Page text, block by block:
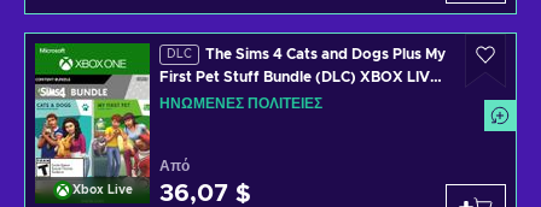
Xbox Live
DLC
The Sims 4 Cats and Dogs Plus My
First Pet Stuff Bundle (DLC) XBOX LIVE
Key UNITED STATES
ΗΝΩΜΈΝΕΣ ΠΟΛΙΤΕΊΕΣ
Από
36,07 $